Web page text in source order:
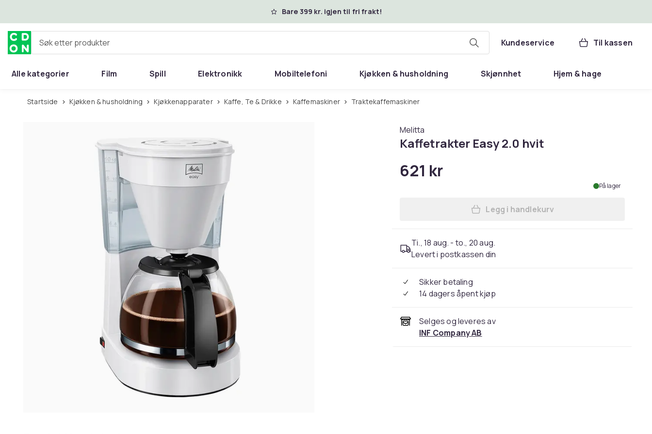
Bare 399 kr. igjen til fri frakt!
Søk etter produkter Kundeservice Til kassen
Alle kategorier Film Spill Elektronikk Mobiltelefoni Kjøkken & husholdning Skjønnhet Hjem & hage
Startside Kjøkken & husholdning Kjøkkenapparater Kaffe, Te & Drikke Kaffemaskiner Traktekaffemaskiner
Melitta
Kaffetrakter Easy 2.0 hvit
621 kr
På lager
Legg Kaffetrakter Easy 2.0 hvit i
Legg i handlekurv
Ti., 18 aug. - to., 20 aug.
Levert i postkassen din
Sikker betaling
14 dagers åpent kjøp
Selges og leveres av
INF Company AB